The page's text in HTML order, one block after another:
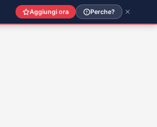
Aggiungi ora Perche?